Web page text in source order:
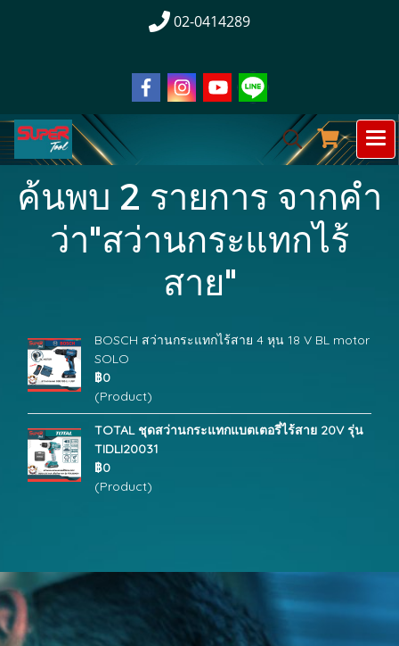
02-0414289
ค้นพบ 2 รายการ จากคำ
ว่า"สว่านกระแทกไร้
สาย"
BOSCH สว่านกระแทกไร้สาย 4 หุน 18 V BL motor
SOLO
฿0
(Product)
TOTAL ชุดสว่านกระแทกแบตเตอรี่ไร้สาย 20V รุ่น
TIDLI20031
฿0
(Product)